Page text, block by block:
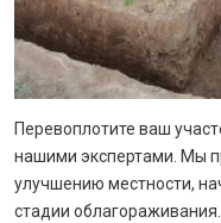
Перевоплотите ваш
нашими экспертами. Мы
улучшению местности,
стадии облагораживания.